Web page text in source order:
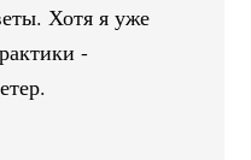
Хотя я уже
-